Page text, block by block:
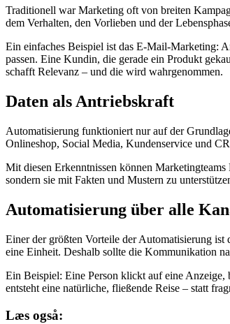
Traditionell war Marketing oft von breiten
dem Verhalten, den Vorlieben und der
Ein einfaches Beispiel ist das E-Mail-Marketing:
passen. Eine Kundin, die gerade ein Produkt
schafft Relevanz – und die wird wahrgenommen.
Daten als Antriebskraft
Automatisierung funktioniert nur auf der
Onlineshop, Social Media, Kundenservice und
Mit diesen Erkenntnissen können
sondern sie mit Fakten und Mustern zu
Automatisierung über alle
Einer der größten Vorteile der Automatisierung
eine Einheit. Deshalb sollte die Kommunikation
Ein Beispiel: Eine Person klickt auf eine Anzeige,
entsteht eine natürliche, fließende Reise – statt
Læs også: